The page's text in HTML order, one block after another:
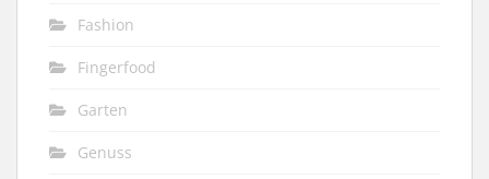
Fashion
Fingerfood
Garten
Genuss